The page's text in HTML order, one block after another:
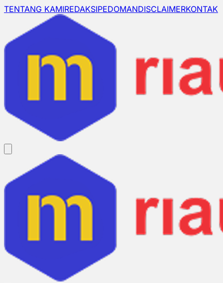
TENTANG KAMIREDAKSIPEDOMANDISCLAIMERKONTAK